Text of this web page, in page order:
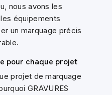
nous avons les
équipements
un marquage précis
pour chaque projet
projet de marquage
GRAVURES